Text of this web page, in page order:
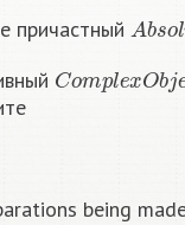
причастный
Ab lu
Co e Obj e
being